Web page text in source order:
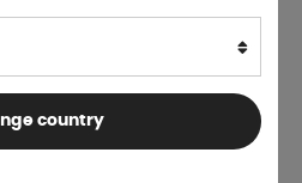
country